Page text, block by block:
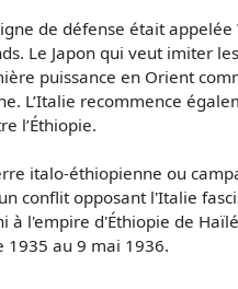
de défense était appelée
Le Japon qui veut imiter
puissance en Orient
L’Italie recommence
l’Éthiopie.
italo-éthiopienne ou
conﬂit opposant l'Italie
à l'empire d'Éthiopie de
1935 au 9 mai 1936.